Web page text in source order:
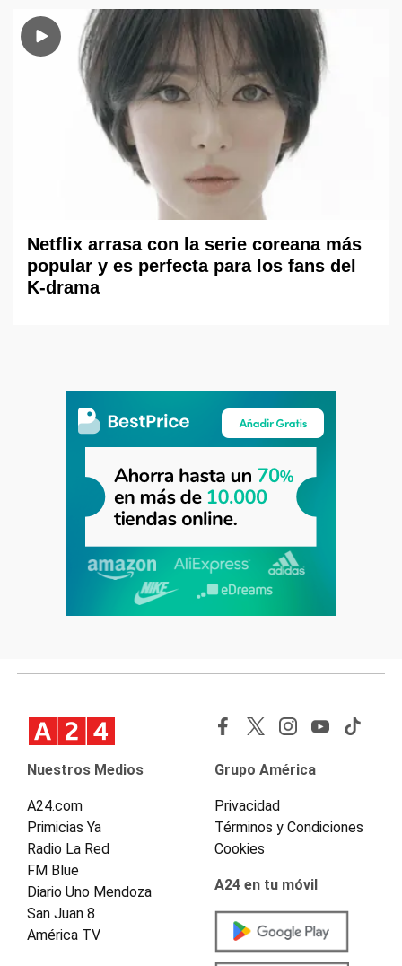
Netflix arrasa con la serie coreana más
popular y es perfecta para los fans del
K-drama
Nuestros Medios
A24.com
Primicias Ya
Radio La Red
FM Blue
Diario Uno Mendoza
San Juan 8
América TV
Grupo América
Privacidad
Términos y Condiciones
Cookies
A24 en tu móvil